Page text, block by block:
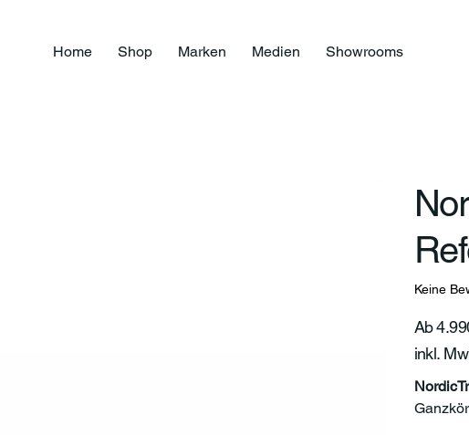
Home Shop Marken Medien Showrooms
Keine
Ab Preis
inkl.